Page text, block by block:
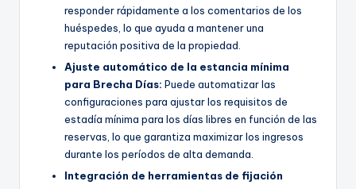
responder rápidamente a los comentarios de los
huéspedes, lo que ayuda a mantener una
reputación positiva de la propiedad.
Ajuste automático de la estancia mínima
para Brecha Días: Puede automatizar las
configuraciones para ajustar los requisitos de
estadía mínima para los días libres en función de las
reservas, lo que garantiza maximizar los ingresos
durante los períodos de alta demanda.
Integración de herramientas de fijación